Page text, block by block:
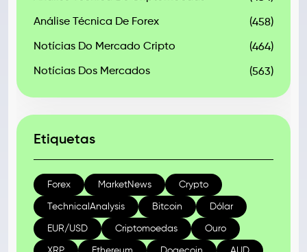
Análise Técnica De Forex (458)
Notícias Do Mercado Cripto (464)
Notícias Dos Mercados (563)
Etiquetas
Forex MarketNews Crypto
TechnicalAnalysis Bitcoin Dólar
EUR/USD Criptomoedas Ouro